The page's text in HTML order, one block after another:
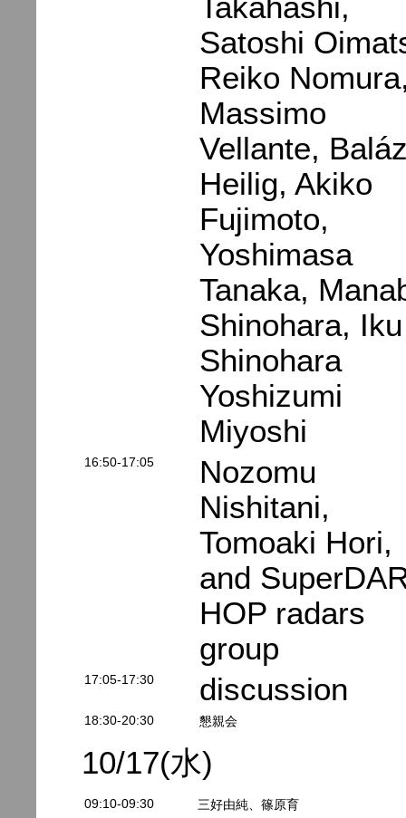
Takahashi,
Satoshi
Reiko
Massimo
Vellante,
Heilig, Akiko
Fujimoto,
Yoshimasa
Tanaka,
Shinohara, Iku
Shinohara
Yoshizumi
Miyoshi
16:50-17:05
Nozomu
Nishitani,
Tomoaki Hori,
and
HOP radars
group
17:05-17:30 discussion
18:30-20:30 懇親会
10/17(水)
09:10-09:30
三好由純、篠原育